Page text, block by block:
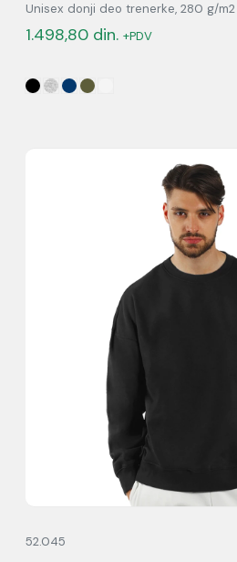
Unisex donji deo trenerke, 280 g/m2
1.498,80 din. +PDV
52.045